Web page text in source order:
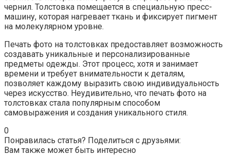
чернил. Толстовка помещается в специальную пресс-
машину, которая нагревает ткань и фиксирует пигмент
на молекулярном уровне.
Печать фото на толстовках предоставляет возможность
создавать уникальные и персонализированные
предметы одежды. Этот процесс, хотя и занимает
времени и требует внимательности к деталям,
позволяет каждому выразить свою индивидуальность
через искусство. Неудивительно, что печать фото на
толстовках стала популярным способом
самовыражения и создания уникального стиля.
0
Понравилась статья? Поделиться с друзьями:
Вам также может быть интересно